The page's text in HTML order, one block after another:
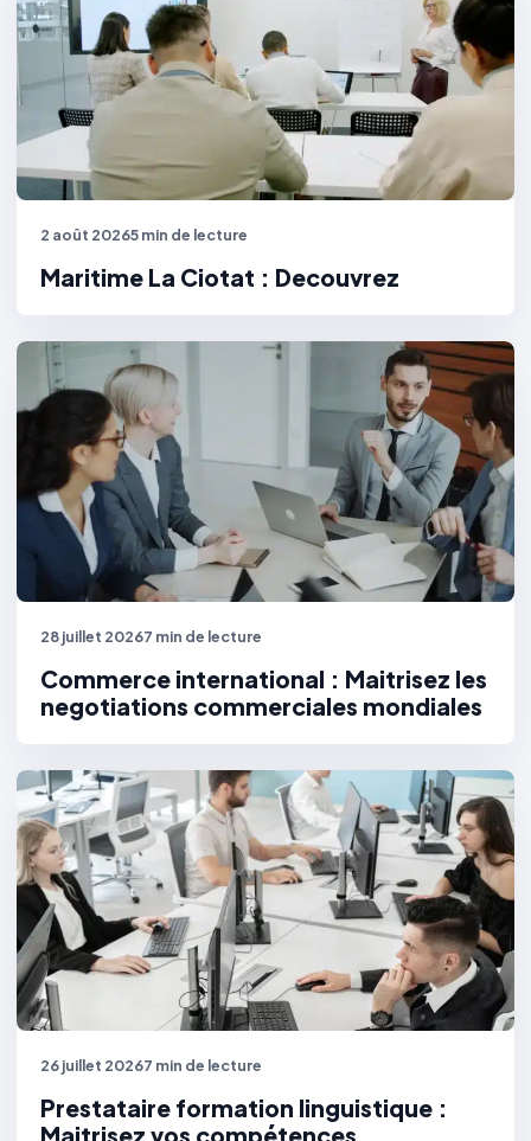
2 août 20265 min de lecture
Maritime La Ciotat : Decouvrez
28 juillet 20267 min de lecture
Commerce international : Maitrisez les
negotiations commerciales mondiales
26 juillet 20267 min de lecture
Prestataire formation linguistique :